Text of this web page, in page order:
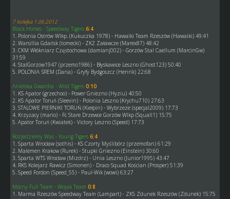
7 kolejka 1.06.2012
Black Horses - Speedway Tigers 6:4
1. Polonia Ostrów Wlkp. (Kukuczka 1978) - Hawaiki Team Rzeszów (Hawaiki) 49:41
2. Warsillia Gdańsk (tomecki) - ZKŻ Załawcze (Marex87) 48:42
3. CKM Włókniarz Częstochowa (damianj002) - Gorzów Stal Caellum (MarcinGw)
31:59
4. StalGorzow1947 (przemo1986) - Błyskawice Leszno (Ghost123) 50:40
5. POLONIA ŚREM (Daria) - Gryfy Bydgoszcz (Henrik) 22:68
Anielska Gwardia - Wild Tigers 0:10
1. KS Apator (grzechoo) - Power Gniezno (Hyziu) 40:50
2. KS Apator Toruń (Sleevin) - Polonia Leszno (Krychu710) 27:63
3. STALOWE PIERNIKI TORUŃ (Kiełpin) - Wybrzeze (specjal2009) 17:73
4. Krzyżacy (mario) - Fc Stare Drzewce Gorzów Wlkp (Squall1) 15:75
5. Apator Toruń (Kwiatek) - Victory Leszno (Speed) 17:73
Rozjedziemy Was - Young Tigers 6:4
1. Sparta Wrocław (sothis) - KS Czorty Myślibórz (przemofan) 61:29
2. Malemen Krakow (Rurek) - Stupki Gniezno (Einstein) 30:60
3. Sparta WTS Wrocław (Mizdrz) - Unia Leszno (Junior1995) 43:47
4. RKS Kolejarz Rawicz (Simonen) - Draco Squad Kościan (Prosper) 51:39
5. Speed Fordon (Speed_55) - Paul-Wik (wowi) 63:27
Mocny Full Team - Wojak Team 0:8
1. Marma Rzeszów Speedway Team (Lampart) - ZKS Zdunek Rzeszów (Zdunek) 15:75